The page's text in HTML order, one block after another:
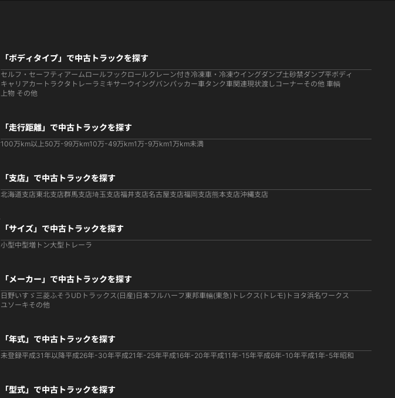
「ボディタイプ」で中古トラックを探す
セルフ・セーフティ アームロールフックロールクレーン付き冷凍車・冷凍ウイングダンプ土砂禁ダンプ平ボディ
キャリアカー トラクタ トレーラ ミキサーウイングバンパッカー車タンク車関連現状渡しコーナーその他 車輌
上物 その他
「走行距離」で中古トラックを探す
100万km以上50万-99万km10万-49万km1万-9万km1万km未満
「支店」で中古トラックを探す
北海道支店東北支店群馬支店埼玉支店福井支店名古屋支店福岡支店熊本支店沖縄支店
「サイズ」で中古トラックを探す
小型中型増トン大型 トレーラ
「メーカー」で中古トラックを探す
日野いすゞ 三菱ふそう UDトラックス(日産) 日本フルハーフ 東邦車輛(東急) トレクス(トレモ) トヨタ浜名ワークス
ユソーキその他
「年式」で中古トラックを探す
未登録平成31年以降平成26年-30年平成21年-25年平成16年-20年平成11年-15年平成6年-10年平成1年-5年昭和
「型式」で中古トラックを探す